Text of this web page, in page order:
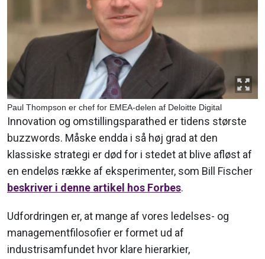
Paul Thompson er chef for EMEA-delen af Deloitte Digital
Innovation og omstillingsparathed er tidens største
buzzwords. Måske endda i så høj grad at den
klassiske strategi er død for i stedet at blive afløst af
en endeløs række af eksperimenter, som Bill Fischer
beskriver i denne artikel hos Forbes.
Udfordringen er, at mange af vores ledelses- og
managementfilosofier er formet ud af
industrisamfundet hvor klare hierarkier,